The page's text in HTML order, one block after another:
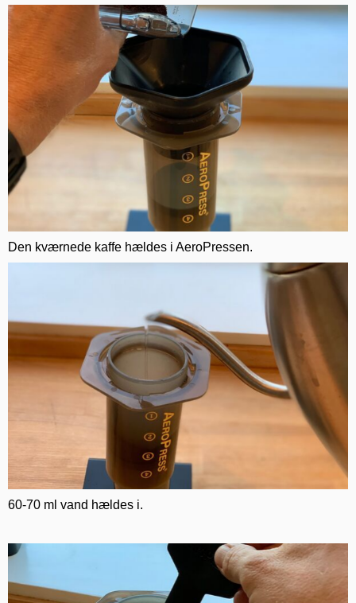
Den kværnede kaffe hældes i AeroPressen.
60-70 ml vand hældes i.